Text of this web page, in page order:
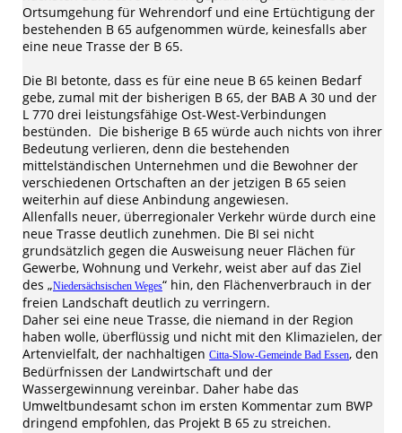
Ortsumgehung für Wehrendorf und eine Ertüchtigung der
bestehenden B 65 aufgenommen würde, keinesfalls aber
eine neue Trasse der B 65.
Die BI betonte, dass es für eine neue B 65 keinen Bedarf
gebe, zumal mit der bisherigen B 65, der BAB A 30 und der
L 770 drei leistungsfähige Ost-West-Verbindungen
bestünden. Die bisherige B 65 würde auch nichts von ihrer
Bedeutung verlieren, denn die bestehenden
mittelständischen Unternehmen und die Bewohner der
verschiedenen Ortschaften an der jetzigen B 65 seien
weiterhin auf diese Anbindung angewiesen.
Allenfalls neuer, überregionaler Verkehr würde durch eine
neue Trasse deutlich zunehmen. Die BI sei nicht
grundsätzlich gegen die Ausweisung neuer Flächen für
Gewerbe, Wohnung und Verkehr, weist aber auf das Ziel
des „Niedersächsischen Weges“ hin, den Flächenverbrauch in der
freien Landschaft deutlich zu verringern.
Daher sei eine neue Trasse, die niemand in der Region
haben wolle, überflüssig und nicht mit den Klimazielen, der
Artenvielfalt, der nachhaltigen Citta-Slow-Gemeinde Bad Essen, den
Bedürfnissen der Landwirtschaft und der
Wassergewinnung vereinbar. Daher habe das
Umweltbundesamt schon im ersten Kommentar zum BWP
dringend empfohlen, das Projekt B 65 zu streichen.